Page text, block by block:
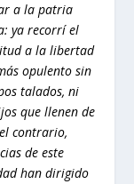
a la patria
ya recorrí el
a la libertad
opulento sin
talados, ni
que llenen de
contrario,
de este
han dirigido